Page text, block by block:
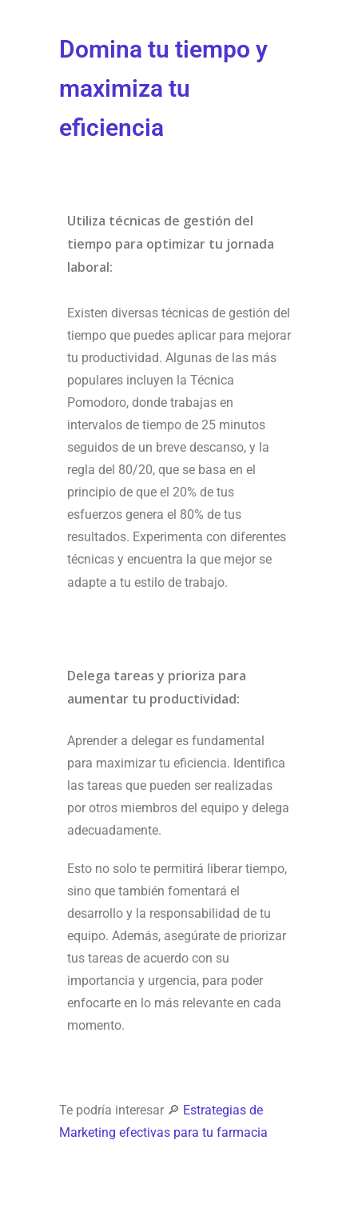
Domina tu tiempo y
maximiza tu
eficiencia
Utiliza técnicas de gestión del
tiempo para optimizar tu jornada
laboral:
Existen diversas técnicas de gestión del
tiempo que puedes aplicar para mejorar
tu productividad. Algunas de las más
populares incluyen la Técnica
Pomodoro, donde trabajas en
intervalos de tiempo de 25 minutos
seguidos de un breve descanso, y la
regla del 80/20, que se basa en el
principio de que el 20% de tus
esfuerzos genera el 80% de tus
resultados. Experimenta con diferentes
técnicas y encuentra la que mejor se
adapte a tu estilo de trabajo.
Delega tareas y prioriza para
aumentar tu productividad:
Aprender a delegar es fundamental
para maximizar tu eficiencia. Identifica
las tareas que pueden ser realizadas
por otros miembros del equipo y delega
adecuadamente.
Esto no solo te permitirá liberar tiempo,
sino que también fomentará el
desarrollo y la responsabilidad de tu
equipo. Además, asegúrate de priorizar
tus tareas de acuerdo con su
importancia y urgencia, para poder
enfocarte en lo más relevante en cada
momento.
Te podría interesar 🔎 Estrategias de
Marketing efectivas para tu farmacia